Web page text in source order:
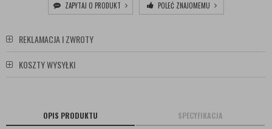
ZAPYTAJ O PRODUKT
POLEĆ ZNAJOMEMU
REKLAMACJA I ZWROTY
KOSZTY WYSYŁKI
OPIS PRODUKTU SPECYFIKACJA